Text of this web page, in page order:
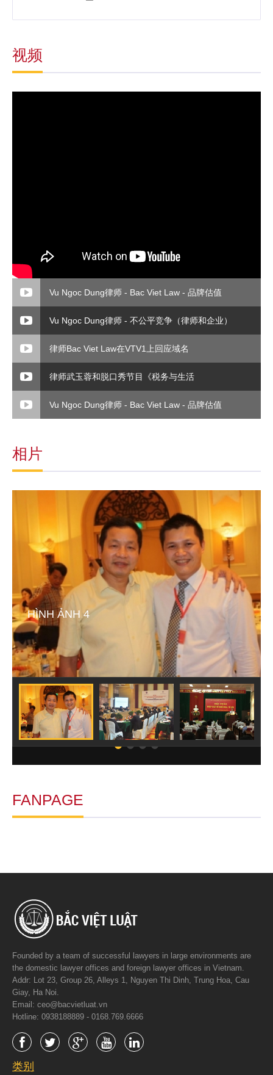
视频
Vu Ngoc Dung律师 - Bac Viet Law - 品牌估值
Vu Ngoc Dung律师 - 不公平竞争（律师和企业）
律师Bac Viet Law在VTV1上回应域名
律师武玉蓉和脱口秀节目《税务与生活
Vu Ngoc Dung律师 - Bac Viet Law - 品牌估值
相片
HÌNH ẢNH 4
FANPAGE
Founded by a team of successful lawyers in large environments are
the domestic lawyer offices and foreign lawyer offices in Vietnam.
Addr: Lot 23, Group 26, Alleys 1, Nguyen Thi Dinh, Trung Hoa, Cau
Giay, Ha Noi.
Email: ceo@bacvietluat.vn
Hotline: 0938188889 - 0168.769.6666
类别